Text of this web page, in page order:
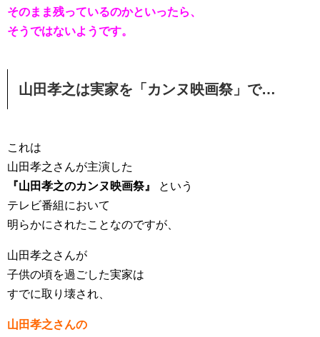
そのまま残っているのかといったら、
そうではないようです。
山田孝之は実家を「カンヌ映画祭」で…
これは
山田孝之さんが主演した
『山田孝之のカンヌ映画祭』
という
テレビ番組において
明らかにされたことなのですが、
山田孝之さんが
子供の頃を過ごした実家は
すでに取り壊され、
山田孝之さんの